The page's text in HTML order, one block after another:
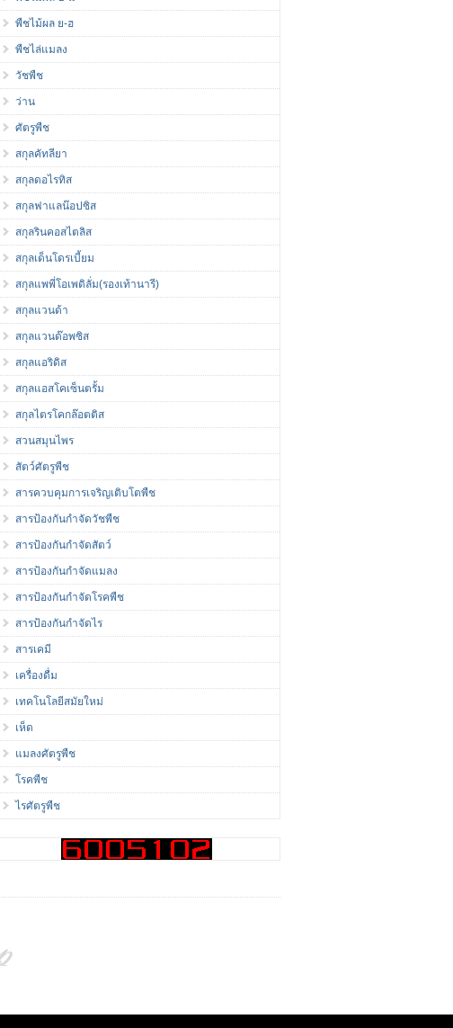
พืชไม้ผล ย-ฮ
พืชไล่แมลง
วัชพืช
ว่าน
ศัตรูพืช
สกุลคัทลียา
สกุลดอไรทิส
สกุลฟาแลน๊อปซิส
สกุลรินคอสไตลิส
สกุลเด็นโดรเบี้ยม
สกุลแพพี่โอเพดิลั่ม(รองเท้านารี)
สกุลแวนด้า
สกุลแวนด๊อพซิส
สกุลแอริดิส
สกุลแอสโคเซ็นตรั้ม
สกุลไตรโคกล๊อตติส
สวนสมุนไพร
สัตว์ศัตรูพืช
สารควบคุมการเจริญเติบโตพืช
สารป้องกันกำจัดวัชพืช
สารป้องกันกำจัดสัตว์
สารป้องกันกำจัดแมลง
สารป้องกันกำจัดโรคพืช
สารป้องกันกำจัดไร
สารเคมี
เครื่องดื่ม
เทคโนโลยีสมัยใหม่
เห็ด
แมลงศัตรูพืช
โรคพืช
ไรศัตรูพืช